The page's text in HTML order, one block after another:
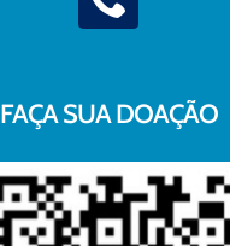
FAÇA SUA DOAÇÃO